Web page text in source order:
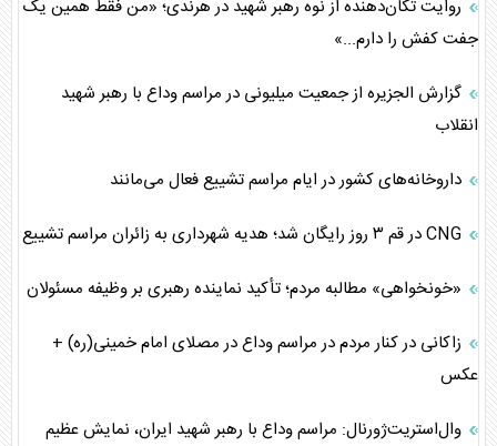
روایت تکان‌دهنده از نوه رهبر شهید در هرندی؛ «من فقط همین یک
جفت کفش را دارم...»
گزارش الجزیره از جمعیت میلیونی در مراسم وداع با رهبر شهید
انقلاب
داروخانه‌های کشور در ایام مراسم تشییع فعال می‌مانند
«خونخواهی» مطالبه مردم؛ تأکید نماینده رهبری بر وظیفه مسئولان
زاکانی در کنار مردم در مراسم وداع در مصلای امام خمینی(ره) +
عکس
وال‌استریت‌ژورنال: مراسم وداع با رهبر شهید ایران، نمایش عظیم